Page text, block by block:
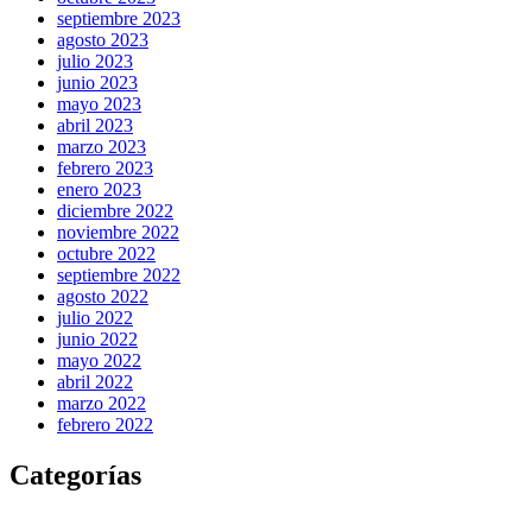
septiembre 2023
agosto 2023
julio 2023
junio 2023
mayo 2023
abril 2023
marzo 2023
febrero 2023
enero 2023
diciembre 2022
noviembre 2022
octubre 2022
septiembre 2022
agosto 2022
julio 2022
junio 2022
mayo 2022
abril 2022
marzo 2022
febrero 2022
Categorías